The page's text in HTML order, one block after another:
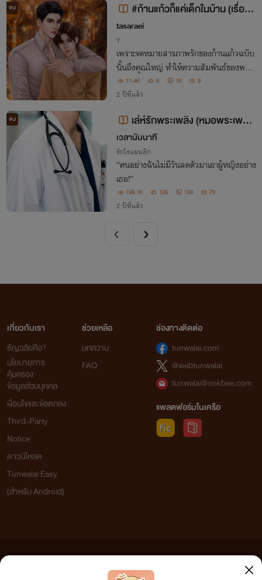
จบ
#ก้านแก้วก็แค่เด็กในบ้าน (เรื่องสั้
น)
tasaraei
Y
เพราะจดหมายสารภาพรักของก้านแก้วฉบับ
นั้นถึงคุณใหญ่ ทำให้ความสัมพันธ์ของพวกเ
ขาเปลี่ยนไปมากขนาดนี้เลยหรอ แต่จะโทษใ
ครไม่ได้ ต้องโทษก้านแก้วเองที่ไม่รู้จักเจียมตั
11.4K 8 13 9
2 ปีที่แล้ว
จบ
เล่ห์รักพระเพลิง (หมอพระเพลิง
x เอิงเอย)
เวลานับนาที
รักโรแมนติก
“คนอย่างฉันไม่มีวันลดตัวมาเอาผู้หญิงอย่าง
เธอ!”
198.1K 126 103 73
2 ปีที่แล้ว
เกี่ยวกับเรา
ธัญวลัยคือ?
นโยบายการ
คุ้มครอง
ข้อมูลส่วนบุคคล
เงื่อนไขและข้อตกลง
Third-Party
Notice
ดาวน์โหลด
Tunwalai Easy
(สำหรับ Android)
ช่วยเหลือ
บทความ
FAQ
ช่องทางติดต่อ
tunwalai.com
@webtunwalai
tunwalai@ookbee.com
แพลตฟอร์มในเครือ
เว็บไซต์แห่งนี้ไม่ได้เห็นด้วยและไม่ขอรับผิดชอบต่อข้อความใดๆ ทั้งสิ้น ดังนั้นผู้อ่านทุกท่านโปรดใช้